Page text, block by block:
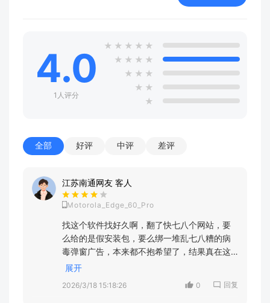
4.0
1人评分
★ ★ ★ ★ ★
★ ★ ★ ★
★ ★ ★
★ ★
★
全部 好评 中评 差评
江苏南通网友 客人
Motorola_Edge_60_Pro
找这个软件找好久啊，翻了快七八个网站，要
么给的是假安装包，要么绑一堆乱七八糟的病
毒弹窗广告，本来都不抱希望了，结果真在这
儿下到能用的真货了！太良心了吧，现在这种
夸！
展开
2026/3/18 15:18:26 0 回复